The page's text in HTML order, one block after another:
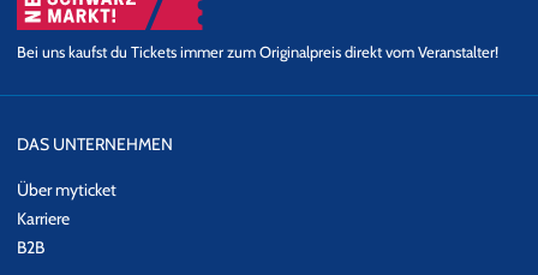
Bei uns kaufst du Tickets immer zum Originalpreis direkt vom Veranstalter!
DAS UNTERNEHMEN
Über myticket
Karriere
B2B